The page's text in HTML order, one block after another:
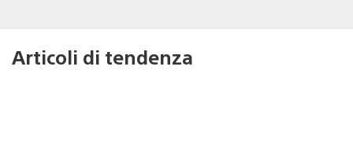
Articoli di tendenza